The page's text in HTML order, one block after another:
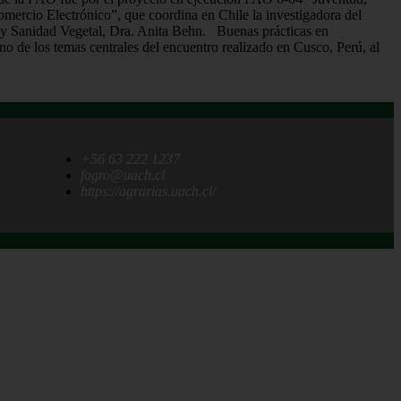
Electrónico”, que coordina en Chile la investigadora del
Sanidad Vegetal, Dra. Anita Behn. Buenas prácticas en
de los temas centrales del encuentro realizado en Cusco, Perú, al